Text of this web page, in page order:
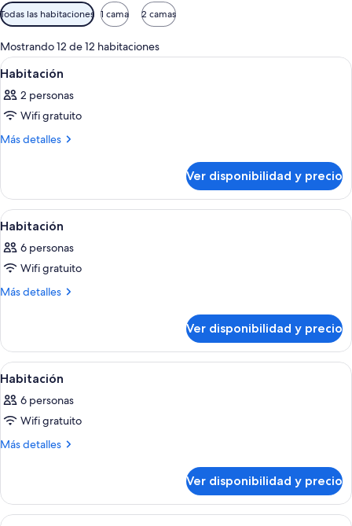
Filtros
disponibles
para
las
habitaciones
Todas las habitaciones 1 cama 2 camas
Mostrando 12 de 12 habitaciones
Ver
todas
las
fotos
de
Habitación de hotel con una cama
5
Habitación
2 personas
Wifi gratuito
Más detalles
Más
Ver disponibilidad y precio
Ver
todas
las
fotos
de
Una habitación de hotel con cama,
12
Habitación
6 personas
Wifi gratuito
Más detalles
Más
Ver disponibilidad y precio
Ver
todas
las
fotos
de
Un dormitorio moderno con una
4
Habitación
6 personas
Wifi gratuito
Más detalles
Más
Ver disponibilidad y precio
Una habitación de hotel moderna